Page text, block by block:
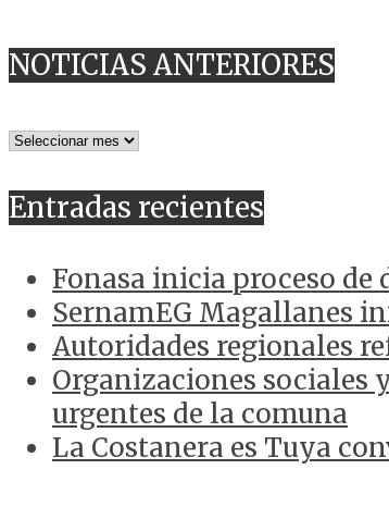
NOTICIAS ANTERIORES
NOTICIAS
Entradas recientes
Fonasa inicia proceso de
SernamEG Magallanes
Autoridades regionales
Organizaciones sociales
urgentes de la comuna
La Costanera es Tuya